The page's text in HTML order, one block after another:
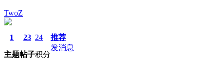
TwoZ
1
主题
23
帖子
24
积分
推荐
发消息